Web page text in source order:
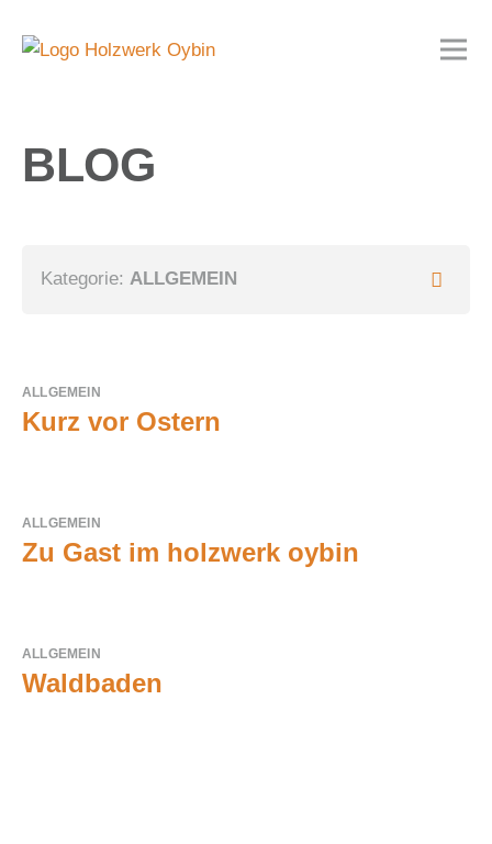
BLOG
Kategorie: ALLGEMEIN
ALLGEMEIN
Kurz vor Ostern
ALLGEMEIN
Zu Gast im holzwerk oybin
ALLGEMEIN
Waldbaden